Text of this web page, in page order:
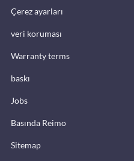
Çerez ayarları
veri koruması
Warranty terms
baskı
Jobs
Basında Reimo
Sitemap